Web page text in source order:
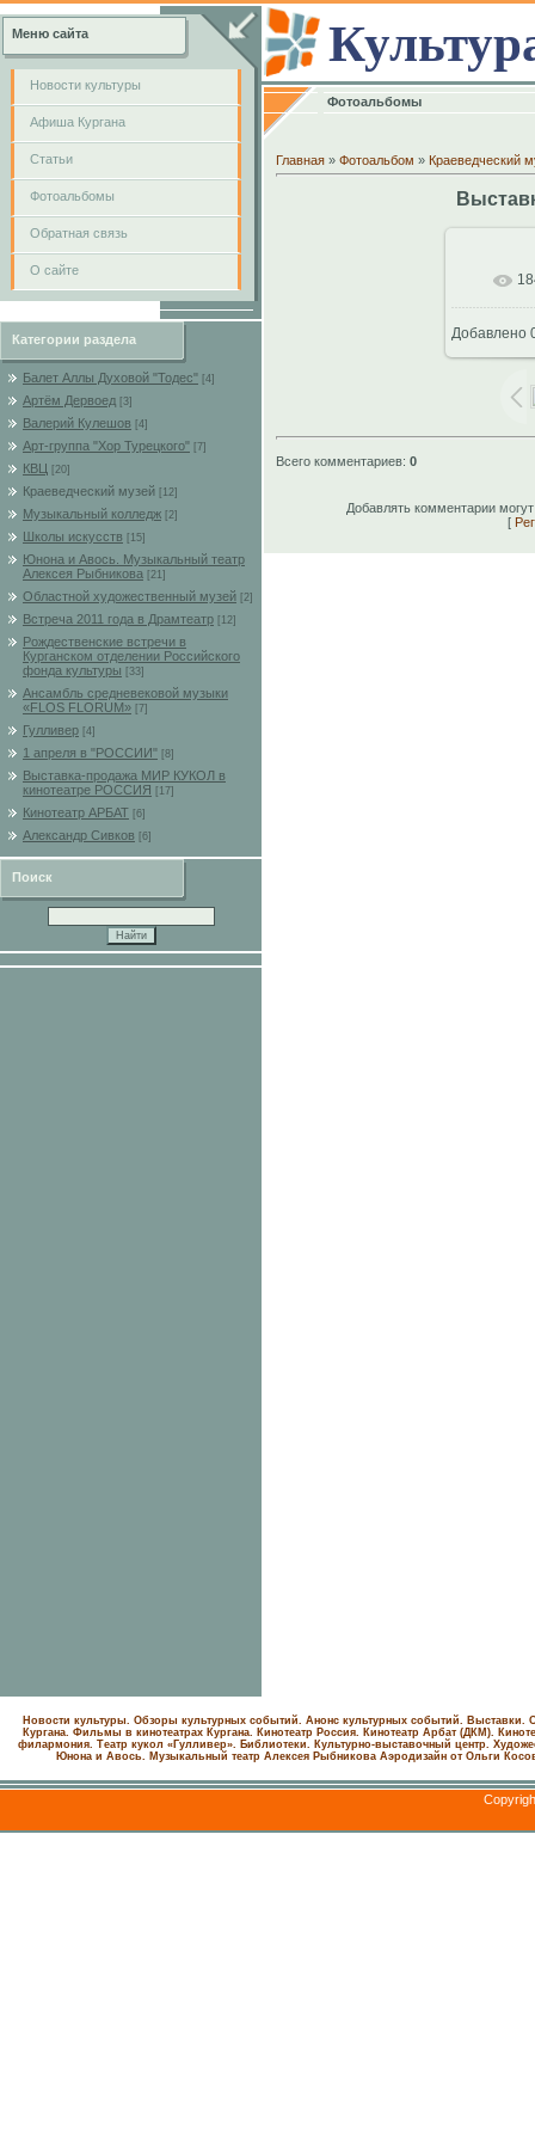
Меню сайта
Новости культуры
Афиша Кургана
Cтатьи
Фотоальбомы
Обратная связь
О сайте
Категории раздела
Балет Аллы Духовой "Тодес" [4]
Артём Дервоед [3]
Валерий Кулешов [4]
Арт-группа "Хор Турецкого" [7]
КВЦ [20]
Краеведческий музей [12]
Музыкальный колледж [2]
Школы искусств [15]
Юнона и Авось. Музыкальный театр
Алексея Рыбникова
[21]
Областной художественный музей [2]
Встреча 2011 года в Драмтеатр [12]
Рождественские встречи в
Курганском отделении Российского
фонда культуры
[33]
Ансамбль средневековой музыки
«FLOS FLORUM» [7]
Гулливер [4]
1 апреля в "РОССИИ" [8]
Выставка-продажа МИР КУКОЛ в
кинотеатре РОССИЯ
[17]
Кинотеатр АРБАТ [6]
Александр Сивков [6]
Поиск
Фотоальбомы
Главная » Фотоальбом » Краеведческий
В
Добавлено
Всего комментариев: 0
Добавлять комментарии
[
Новости культуры. Обзоры культурных событий. Анонс культурных событий. Выставки.
Кургана. Фильмы в кинотеатрах Кургана.
Кинотеатр Россия. Кинотеатр Арбат (ДКМ).
филармония. Театр кукол «Гулливер». Библиотеки. Культурно-выставочный центр.
Юнона и Авось. Музыкальный театр Алексея Рыбникова Аэродизайн от Ольги